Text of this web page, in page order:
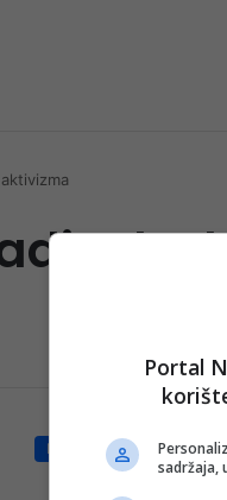
Društvo
Portal
sadržaja,